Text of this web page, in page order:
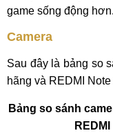
game sống động hơn.
Camera
Sau đây là bảng so
hãng và REDMI
Bảng so sánh